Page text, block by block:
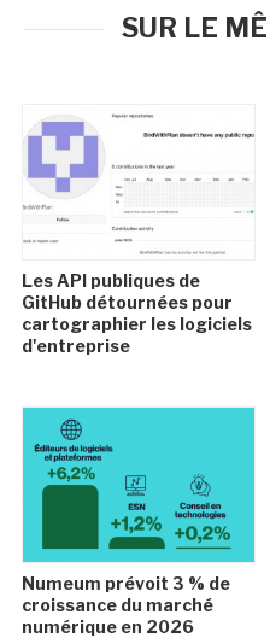
SUR LE
Les API publiques de
GitHub détournées pour
cartographier les logiciels
d'entreprise
Numeum prévoit 3 % de
croissance du marché
numérique en 2026